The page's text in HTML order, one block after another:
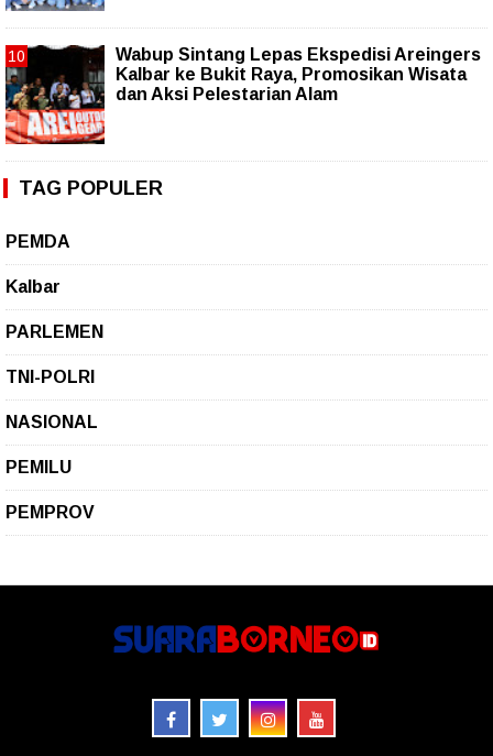
Wabup Sintang Lepas Ekspedisi Areingers
Kalbar ke Bukit Raya, Promosikan Wisata
dan Aksi Pelestarian Alam
TAG POPULER
PEMDA
Kalbar
PARLEMEN
TNI-POLRI
NASIONAL
PEMILU
PEMPROV